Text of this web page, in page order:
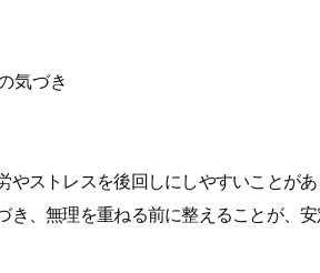
気づき
ストレスを後回しにしやすいことが
、無理を重ねる前に整えることが、